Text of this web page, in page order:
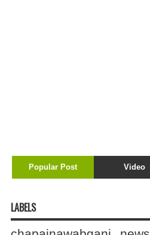
Popular Post Video
LABELS